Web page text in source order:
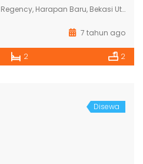
Harapan Baru, Bekasi Utara
7 tahun ago
2 2
Disewa